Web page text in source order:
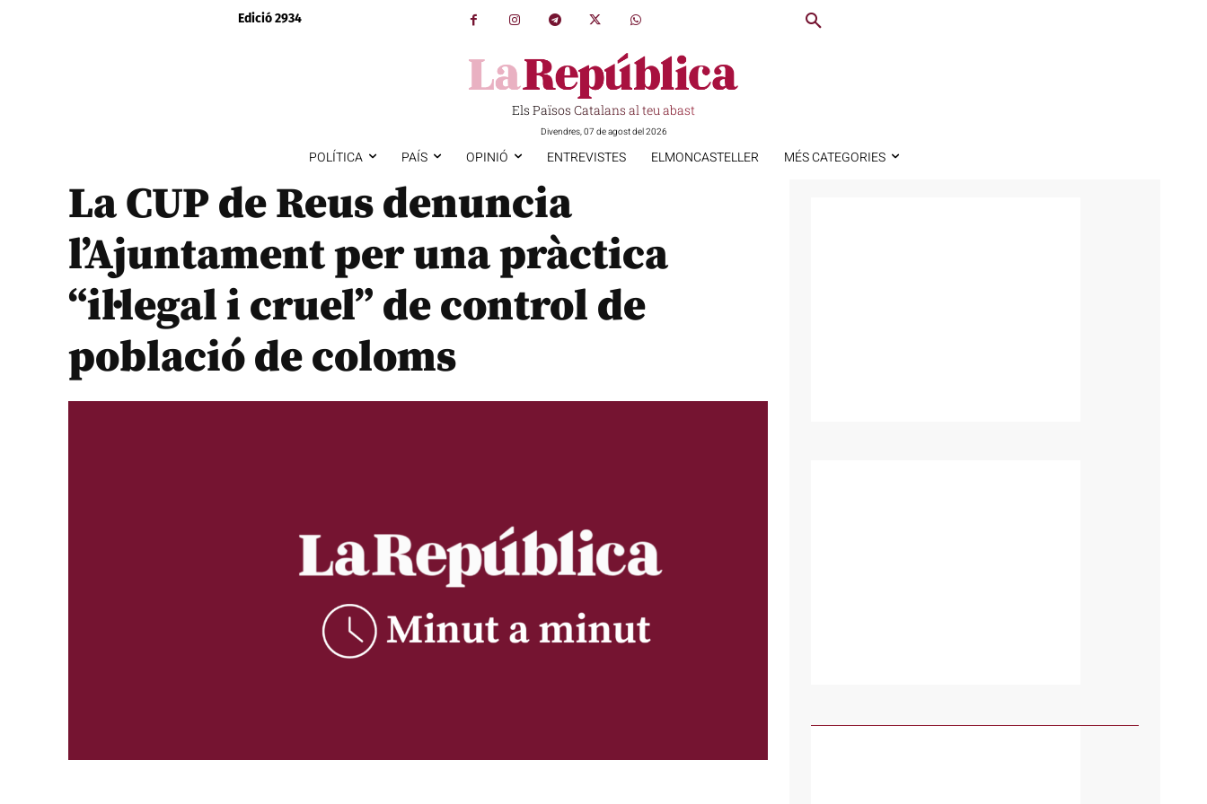
Edició 2934
Els Països Catalans al teu abast
Divendres, 07 de agost del 2026
POLÍTICA PAÍS OPINIÓ ENTREVISTES ELMONCASTELLER MÉS CATEGORIES
La CUP de Reus denuncia
l’Ajuntament per una pràctica
“il·legal i cruel” de control de
població de coloms